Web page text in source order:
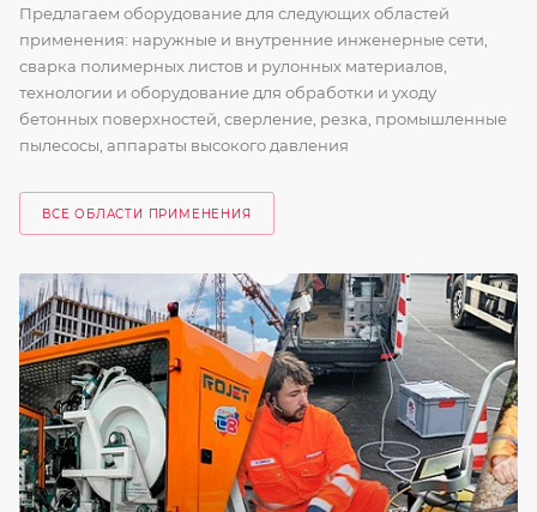
Предлагаем оборудование для следующих областей
применения: наружные и внутренние инженерные сети,
сварка полимерных листов и рулонных материалов,
технологии и оборудование для обработки и уходу
бетонных поверхностей, сверление, резка, промышленные
пылесосы, аппараты высокого давления
ВСЕ ОБЛАСТИ ПРИМЕНЕНИЯ